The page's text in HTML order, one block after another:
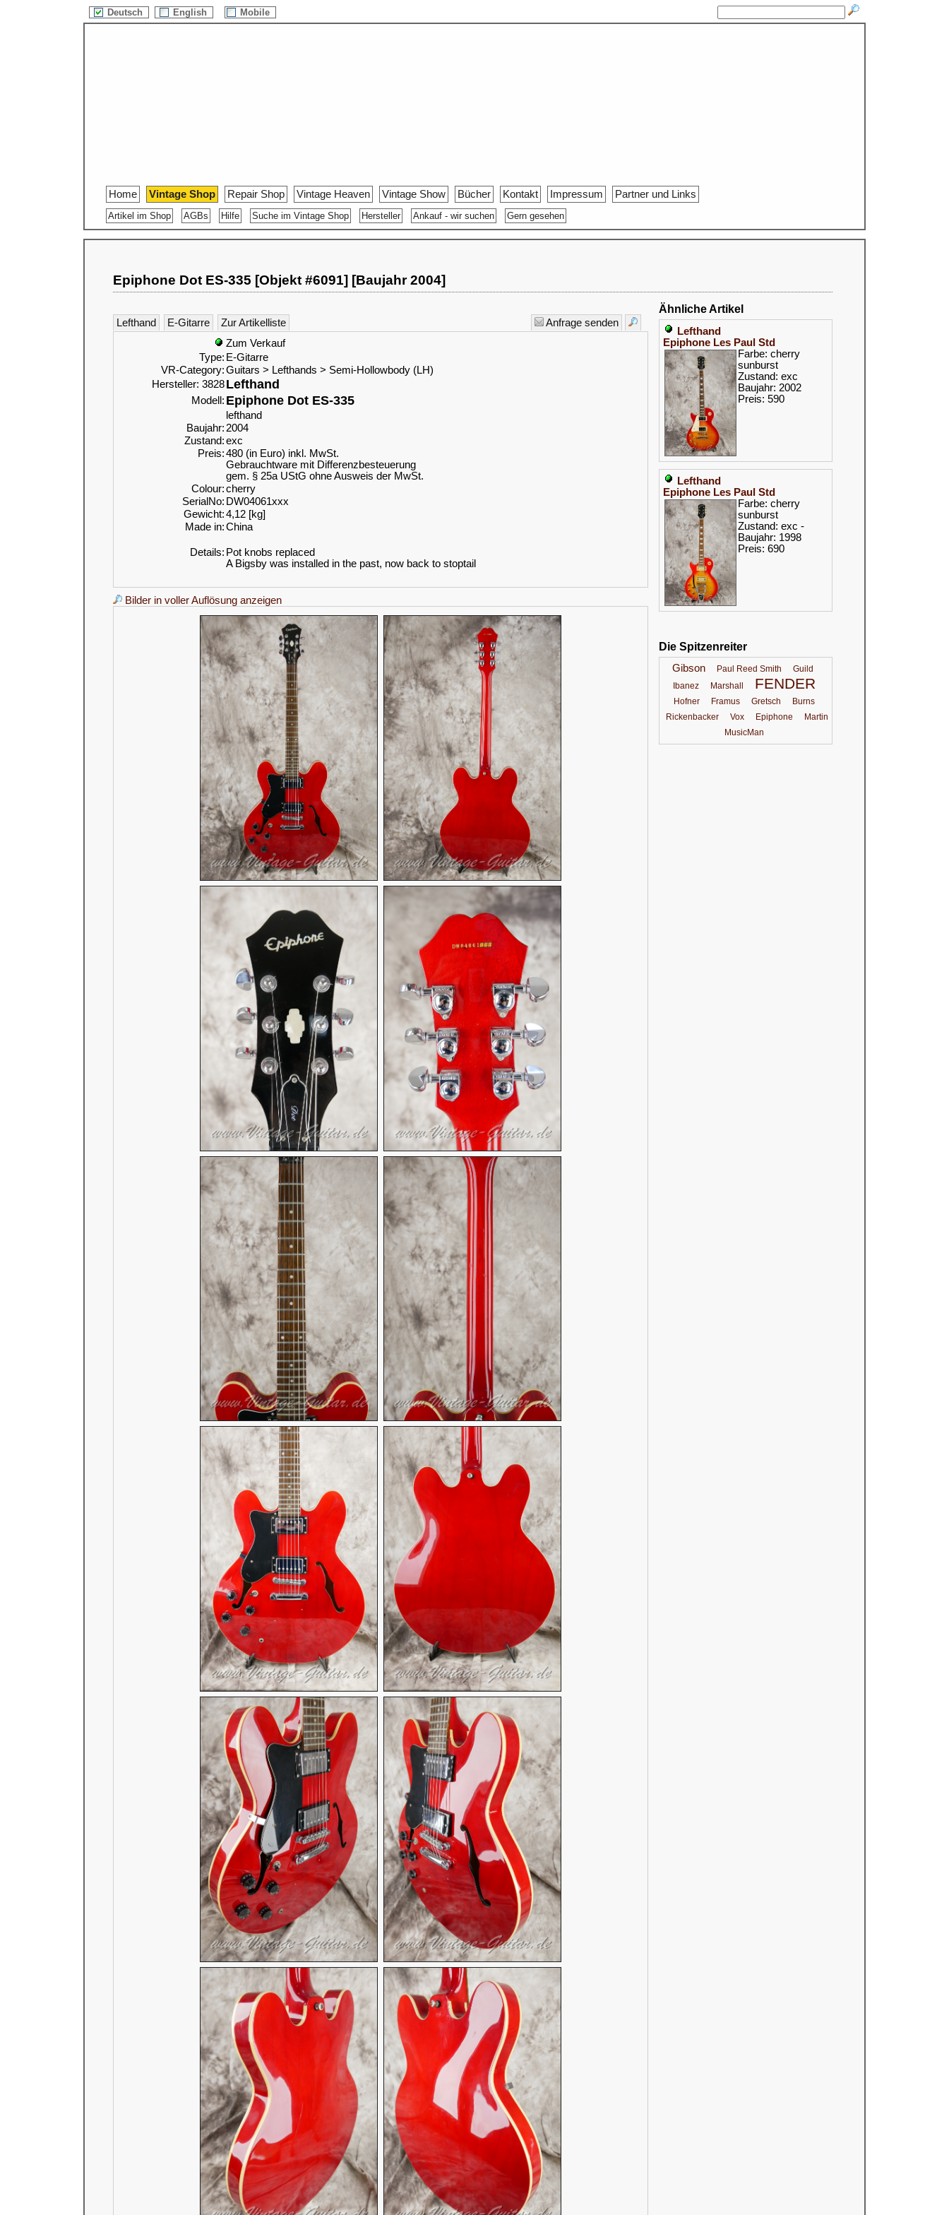
Deutsch English Mobile
Home Vintage Shop Repair Shop Vintage Heaven Vintage Show Bücher Kontakt Impressum Partner und Links
Artikel im Shop AGBs Hilfe Suche im Vintage Shop Hersteller Ankauf - wir suchen Gern gesehen
Epiphone Dot ES-335 [Objekt #6091] [Baujahr 2004]
Lefthand E-Gitarre Zur Artikelliste
Anfrage senden
Zum Verkauf
Type: E-Gitarre
VR-Category:Guitars > Lefthands > Semi-Hollowbody (LH)
Hersteller: 3828Lefthand
Modell: Epiphone Dot ES-335
lefthand
Baujahr: 2004
Zustand:exc
Preis:480 (in Euro) inkl. MwSt.
Gebrauchtware mit Differenzbesteuerung
gem. § 25a UStG ohne Ausweis der MwSt.
Colour:cherry
SerialNo: DW04061xxx
Gewicht:4,12 [kg]
Made in:China
Details: Pot knobs replaced
A Bigsby was installed in the past, now back to stoptail
Bilder in voller Auflösung anzeigen
Ähnliche Artikel
Lefthand
Epiphone Les Paul Std
Farbe: cherry
sunburst
Zustand: exc
Baujahr: 2002
Preis: 590
Lefthand
Epiphone Les Paul Std
Farbe: cherry
sunburst
Zustand: exc -
Baujahr: 1998
Preis: 690
Die Spitzenreiter
Gibson Paul Reed Smith
Guild
Ibanez
Marshall FENDER
Hofner Framus Gretsch
Burns
Rickenbacker
Vox Epiphone
Martin
MusicMan